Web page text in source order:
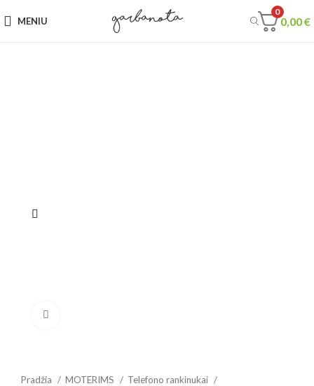
MENIU
0
0,00€
Pradžia MOTERIMS
Telefono rankinukai